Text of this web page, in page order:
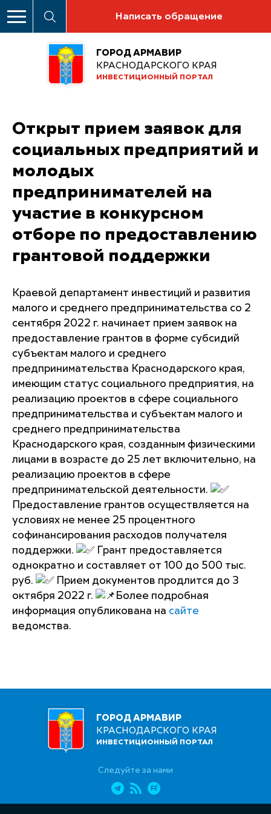
Написать обращение
ГОРОД АРМАВИР
КРАСНОДАРСКОГО КРАЯ
ИНВЕСТИЦИОННЫЙ ПОРТАЛ
Открыт прием заявок для
социальных предприятий и
молодых
предпринимателей на
участие в конкурсном
отборе по предоставлению
грантовой поддержки
Краевой департамент инвестиций и развития
малого и среднего предпринимательства со 2
сентября 2022 г. начинает прием заявок на
предоставление грантов в форме субсидий
субъектам малого и среднего
предпринимательства Краснодарского края,
имеющим статус социального предприятия, на
реализацию проектов в сфере социального
предпринимательства и субъектам малого и
среднего предпринимательства
Краснодарского края, созданным физическими
лицами в возрасте до 25 лет включительно, на
реализацию проектов в сфере
предпринимательской деятельности.
Предоставление грантов осуществляется на
условиях не менее 25 процентного
софинансирования расходов получателя
поддержки.
Грант предоставляется
однократно и составляет от 100 до 500 тыс.
руб.
Прием документов продлится до 3
октября 2022 г.
Более подробная
информация опубликована на сайте
ведомства.
ГОРОД АРМАВИР
КРАСНОДАРСКОГО КРАЯ
ИНВЕСТИЦИОННЫЙ ПОРТАЛ
Следуйте за нами